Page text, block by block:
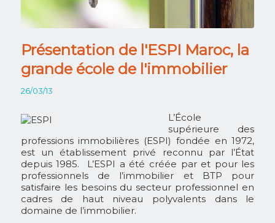
Présentation de l'ESPI Maroc, la
grande école de l'immobilier
26/03/13
L’École
supérieure des
professions immobilières (ESPI) fondée en 1972,
est un établissement privé reconnu par l’État
depuis 1985. L’ESPI a été créée par et pour les
professionnels de l’immobilier et BTP pour
satisfaire les besoins du secteur professionnel en
cadres de haut niveau polyvalents dans le
domaine de l’immobilier.